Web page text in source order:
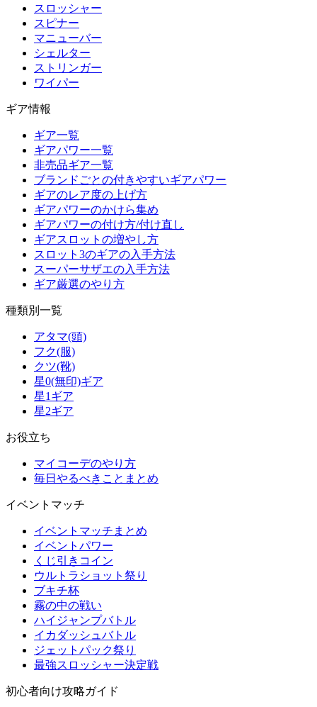
スロッシャー
スピナー
マニューバー
シェルター
ストリンガー
ワイパー
ギア情報
ギア一覧
ギアパワー一覧
非売品ギア一覧
ブランドごとの付きやすいギアパワー
ギアのレア度の上げ方
ギアパワーのかけら集め
ギアパワーの付け方/付け直し
ギアスロットの増やし方
スロット3のギアの入手方法
スーパーサザエの入手方法
ギア厳選のやり方
種類別一覧
アタマ(頭)
フク(服)
クツ(靴)
星0(無印)ギア
星1ギア
星2ギア
お役立ち
マイコーデのやり方
毎日やるべきことまとめ
イベントマッチ
イベントマッチまとめ
イベントパワー
くじ引きコイン
ウルトラショット祭り
ブキチ杯
霧の中の戦い
ハイジャンプバトル
イカダッシュバトル
ジェットパック祭り
最強スロッシャー決定戦
初心者向け攻略ガイド